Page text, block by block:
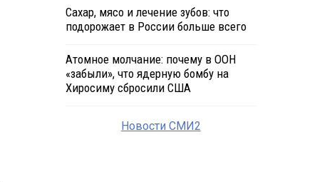
Сахар, мясо и лечение зубов: что
подорожает в России больше всего
Атомное молчание: почему в ООН
«забыли», что ядерную бомбу на
Хиросиму сбросили США
Новости СМИ2